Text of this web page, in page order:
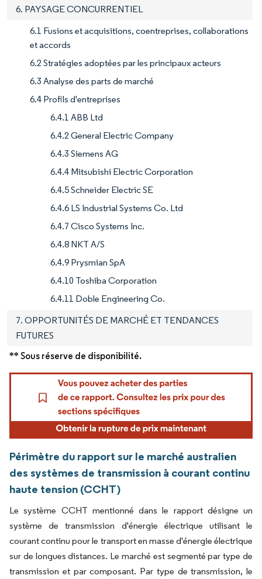
6. PAYSAGE CONCURRENTIEL
6.1 Fusions et acquisitions, coentreprises, collaborations
et accords
6.2 Stratégies adoptées par les principaux acteurs
6.3 Analyse des parts de marché
6.4 Profils d'entreprises
6.4.1 ABB Ltd
6.4.2 General Electric Company
6.4.3 Siemens AG
6.4.4 Mitsubishi Electric Corporation
6.4.5 Schneider Electric SE
6.4.6 LS Industrial Systems Co. Ltd
6.4.7 Cisco Systems Inc.
6.4.8 NKT A/S
6.4.9 Prysmian SpA
6.4.10 Toshiba Corporation
6.4.11 Doble Engineering Co.
7. OPPORTUNITÉS DE MARCHÉ ET TENDANCES
FUTURES
** Sous réserve de disponibilité.
Périmètre du rapport sur le marché australien
des systèmes de transmission à courant continu
haute tension (CCHT)
Le système CCHT mentionné dans le rapport désigne un
système de transmission d'énergie électrique utilisant le
courant continu pour le transport en masse d'énergie électrique
sur de longues distances. Le marché est segmenté par type de
transmission et par composant. Par type de transmission, le